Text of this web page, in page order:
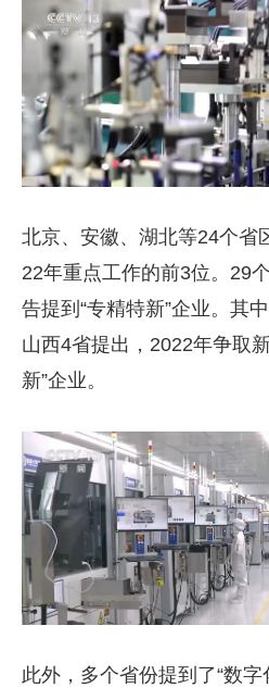
北京、安徽、湖北等24个省
22年重点工作的前3位。 29
告提到“专精特新”企业。其
山西4省提出， 2022年争取
新”企业。
此外，多个省份提到了“数字